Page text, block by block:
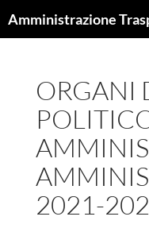
ORGANI
2021-